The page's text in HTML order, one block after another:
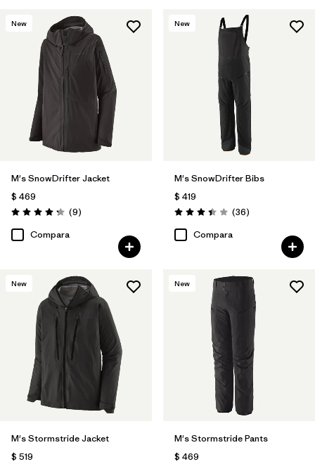
New
M's SnowDrifter Jacket
$ 469
Valoración: 4.2 / 5
(9Comentarios
)
Compara
New
M's SnowDrifter Bibs
$ 419
Valoración: 3.4 / 5
(36Comentarios
)
Compara
New
M's Stormstride Jacket
$ 519
New
M's Stormstride Pants
$ 469